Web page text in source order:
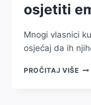
osjetiti
Mnogi vlasnici
osjećaj da ih
PROČITAJ VIŠE